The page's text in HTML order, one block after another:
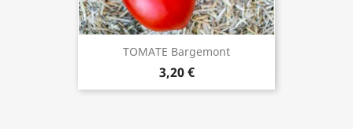
TOMATE Bargemont
3,20 €